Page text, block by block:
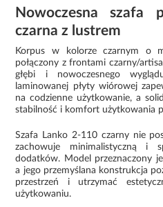
Nowoczesna szafa
czarna z lustrem
Korpus w kolorze czarnym o
połączony z frontami czarny/
głębi i nowoczesnego
laminowanej płyty wiórowej
na codzienne użytkowanie, a
stabilność i komfort użytkowania
Szafa Lanko 2-110 czarny nie
zachowuje minimalistyczną i
dodatków. Model przeznaczony
a jego przemyślana konstrukcja
przestrzeń i utrzymać
użytkowaniu.